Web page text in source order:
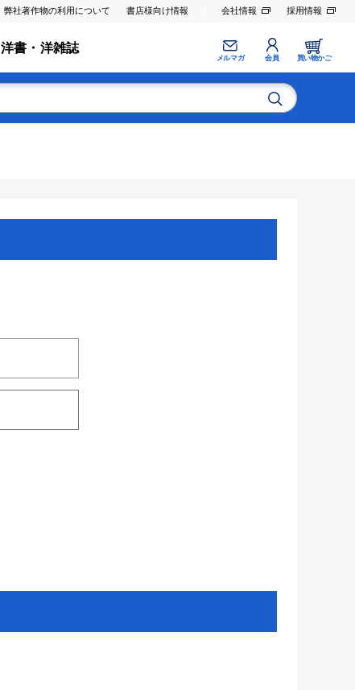
弊社著作物の利用について 書店様向け情報 会社情報 採用情報
洋書・洋雑誌
メルマガ 会員 買い物かご